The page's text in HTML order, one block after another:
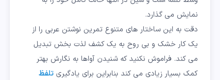
نمایش می گذارد.
دقت به این ساختار های متنوع تمرین نوشتن عربی را از
یک کار خشک و بی روح به یک کشف لذت بخش تبدیل
می کند. فراموش نکنید که شنیدن آواها به نگارش بهتر
کمک بسیار زیادی می کند بنابراین برای یادگیری تلفظ